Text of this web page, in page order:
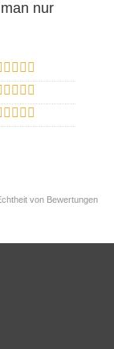
nur
von Bewertungen